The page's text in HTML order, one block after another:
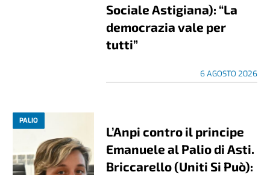
Sociale Astigiana): “La
democrazia vale per
tutti”
6 AGOSTO 2026
PALIO
L’Anpi contro il principe
Emanuele al Palio di Asti.
Briccarello (Uniti Si Può):